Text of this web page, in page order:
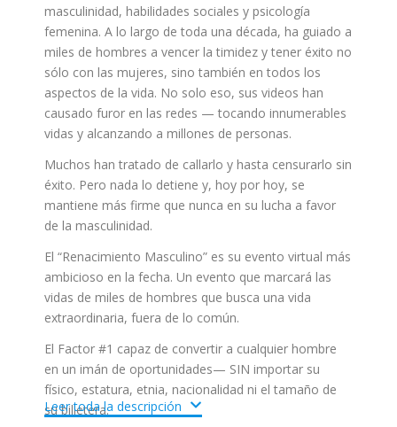
masculinidad, habilidades sociales y psicología
femenina. A lo largo de toda una década, ha guiado a
miles de hombres a vencer la timidez y tener éxito no
sólo con las mujeres, sino también en todos los
aspectos de la vida. No solo eso, sus videos han
causado furor en las redes — tocando innumerables
vidas y alcanzando a millones de personas.
Muchos han tratado de callarlo y hasta censurarlo sin
éxito. Pero nada lo detiene y, hoy por hoy, se
mantiene más firme que nunca en su lucha a favor
de la masculinidad.
El “Renacimiento Masculino” es su evento virtual más
ambicioso en la fecha. Un evento que marcará las
vidas de miles de hombres que busca una vida
extraordinaria, fuera de lo común.
El Factor #1 capaz de convertir a cualquier hombre
en un imán de oportunidades— SIN importar su
físico, estatura, etnia, nacionalidad ni el tamaño de
su billetera.
Leer toda la descripción